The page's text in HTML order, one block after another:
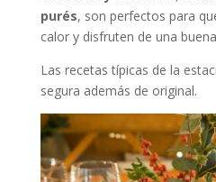
purés, son perfectos para
calor y disfruten de una
Las recetas típicas de la
segura además de original.